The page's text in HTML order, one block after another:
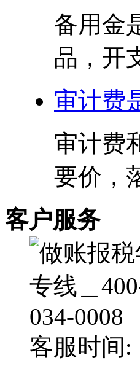
备用金
品，开
审计费
审计费
要价，
客户服务
客服时间: